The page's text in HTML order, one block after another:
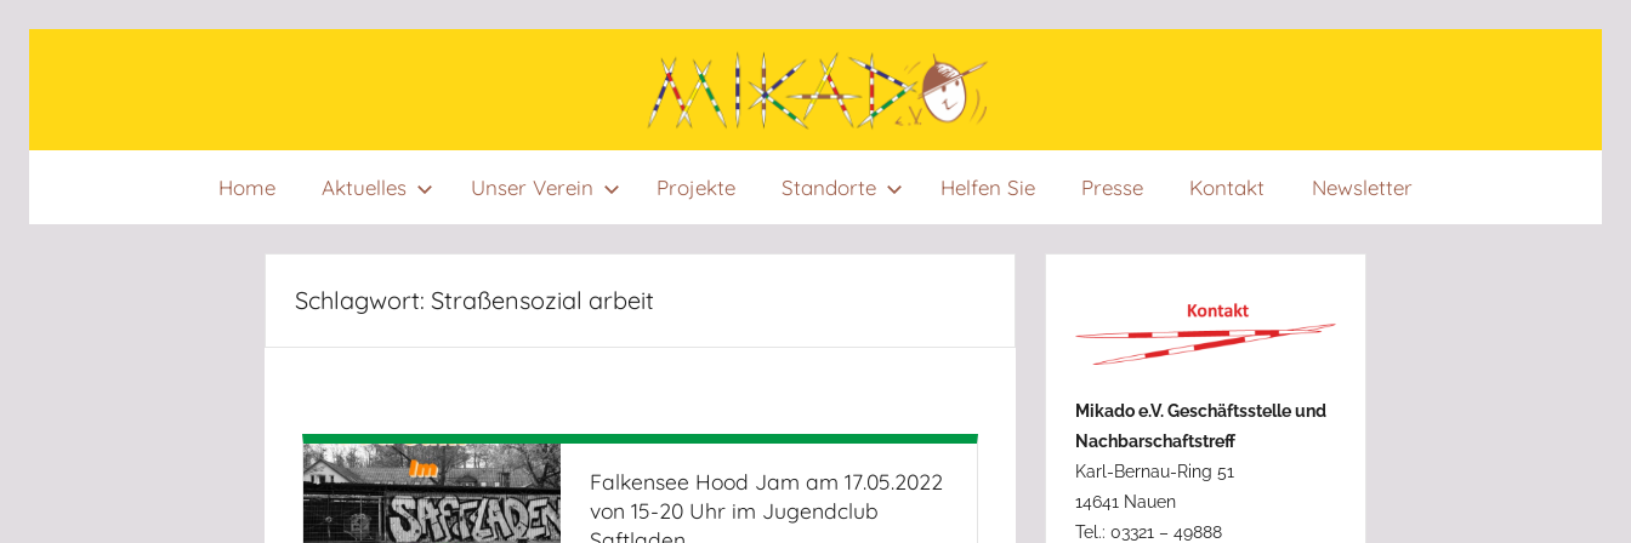
Mikado
e:V.
e.V.
wurde
im
Jahr
von
Leben
gerufen,
die
Home Aktuelles Unser Verein Projekte Standorte Helfen Sie Presse Kontakt Newsletter
Schlagwort:Straßensozial arbeit
Falkensee Hood Jam am 17.05.2022
von 15-20 Uhr im Jugendclub
Mikado e.V. Geschäftsstelle und
Nachbarschaftstreff
Karl-Bernau-Ring 51
14641 Nauen
Tel.: 03321 – 49888